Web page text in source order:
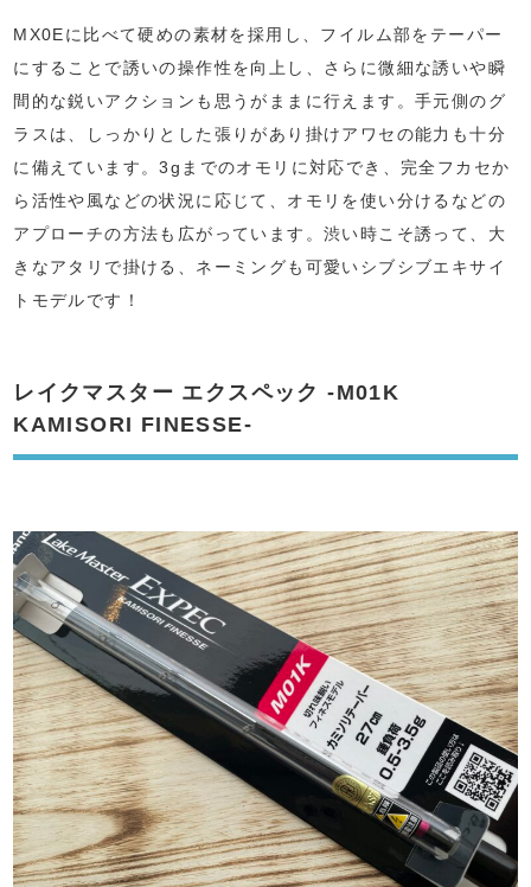
MX0Eに比べて硬めの素材を採用し、フイルム部をテーパー
にすることで誘いの操作性を向上し、さらに微細な誘いや瞬
間的な鋭いアクションも思うがままに行えます。手元側のグ
ラスは、しっかりとした張りがあり掛けアワセの能力も十分
に備えています。3gまでのオモリに対応でき、完全フカセか
ら活性や風などの状況に応じて、オモリを使い分けるなどの
アプローチの方法も広がっています。渋い時こそ誘って、大
きなアタリで掛ける、ネーミングも可愛いシブシブエキサイ
トモデルです！
レイクマスター エクスペック -M01K
KAMISORI FINESSE-